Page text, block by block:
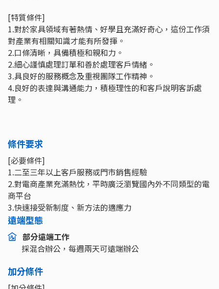
[特質條件]
1.對於家具領域有著熱情、好學且充滿好奇心，這份工作須
對產業有相關知識才能有所發揮。
2.口條清晰，具備積極和親和力。
2.細心謹慎處理訂單和善於處理客戶情緒。
3.具良好的服務概念及重視團隊工作精神。
4.良好的表達與溝通能力，積極理性的和客戶說明客訴處
理。
條件要求
[必要條件]
1.二至三年以上客戶服務或門市銷售經驗
2.對電商產業充滿熱忱，平時廣泛瀏覽國內外不同類型的電
商平台
3.快速接受新制度、新方法的適應力
遠端型態
部分遠端工作
採混合辦公，每週兩天可遠端辦公
加分條件